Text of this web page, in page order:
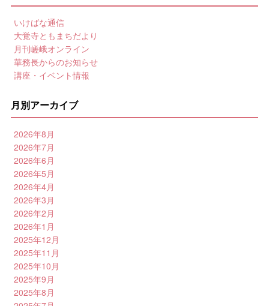
いけばな通信
大覚寺ともまちだより
月刊嵯峨オンライン
華務長からのお知らせ
講座・イベント情報
月別アーカイブ
2026年8月
2026年7月
2026年6月
2026年5月
2026年4月
2026年3月
2026年2月
2026年1月
2025年12月
2025年11月
2025年10月
2025年9月
2025年8月